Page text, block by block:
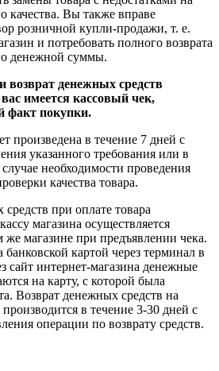
качества. Вы также вправе
розничной купли-продажи, т. е.
и потребовать полного возврата
денежной суммы.
возврат денежных средств
имеется кассовый чек,
факт покупки.
произведена в течение 7 дней с
указанного требования или в
необходимости проведения
качества товара.
при оплате товара
магазина осуществляется
магазине при предъявлении чека.
картой через терминал в
сайт интернет-магазина денежные
на карту, с которой была
Возврат денежных средств на
в течение 3-30 дней с
операции по возврату средств.